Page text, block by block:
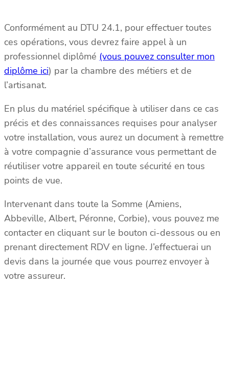
Conformément au DTU 24.1, pour effectuer toutes
ces opérations, vous devrez faire appel à un
professionnel diplômé (vous pouvez consulter mon
diplôme ici) par la chambre des métiers et de
l’artisanat.
En plus du matériel spécifique à utiliser dans ce cas
précis et des connaissances requises pour analyser
votre installation, vous aurez un document à remettre
à votre compagnie d’assurance vous permettant de
réutiliser votre appareil en toute sécurité en tous
points de vue.
Intervenant dans toute la Somme (Amiens,
Abbeville, Albert, Péronne, Corbie), vous pouvez me
contacter en cliquant sur le bouton ci-dessous ou en
prenant directement RDV en ligne. J’effectuerai un
devis dans la journée que vous pourrez envoyer à
votre assureur.